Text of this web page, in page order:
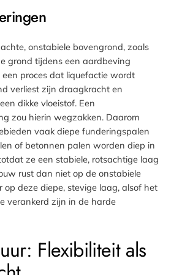
onstabiele bovengrond, zoals
grond tijdens een aardbeving
proces dat liquefactie wordt
verliest zijn draagkracht en
dikke vloeistof. Een
zou hierin wegzakken. Daarom
vaak diepe funderingspalen
of betonnen palen worden diep in
ze een stabiele, rotsachtige laag
rust dan niet op de onstabiele
op deze diepe, stevige laag, alsof het
verankerd zijn in de harde
Flexibiliteit als